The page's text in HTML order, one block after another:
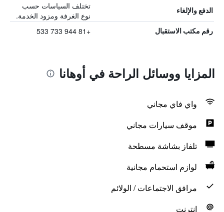
الدفع والإلغاء
تختلف السياسات حسب
نوع الغرفة ومزود الخدمة.
رقم مكتب الاستقبال +81 944 733 533
المزايا ووسائل الراحة في أوهانا
واي فاي مجاني
موقف سيارات مجاني
تلفاز بشاشة مسطحة
لوازم استحمام مجانية
مرافق الاجتماعات / الولائم
انترنت